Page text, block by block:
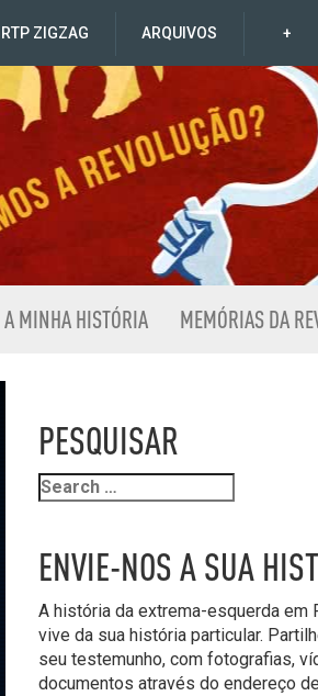
RTP ZIGZAG ARQUIVOS +
A MINHA HISTÓRIA MEMÓRIAS DA
PESQUISAR
ENVIE-NOS A SUA
A história da extrema-esquerda em
vive da sua história particular.
seu testemunho, com fotografias,
documentos através do endereço